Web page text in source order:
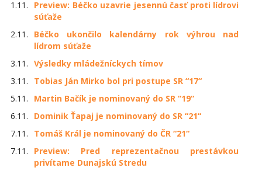
1.11.
Preview: Béčko uzavrie jesennú časť proti lídrovi
súťaže
2.11.
Béčko ukončilo kalendárny rok výhrou nad
lídrom súťaže
3.11. Výsledky mládežníckych tímov
3.11.
Tobias Ján Mirko bol pri postupe SR “17“
5.11.
Martin Bačík je nominovaný do SR “19“
6.11.
Dominik Ťapaj je nominovaný do SR “21“
7.11.
Tomáš Král je nominovaný do ČR “21“
7.11.
Preview: Pred reprezentačnou prestávkou
privítame Dunajskú Stredu